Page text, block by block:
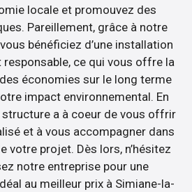
locale et promouvez des
Pareillement, grâce à notre
bénéficiez d’une installation
ce qui vous offre la
économies sur le long terme
impact environnemental. En
a à coeur de vous offrir
et à vous accompagner dans
votre projet. Dès lors, n’hésitez
notre entreprise pour une
au meilleur prix à Simiane-la-